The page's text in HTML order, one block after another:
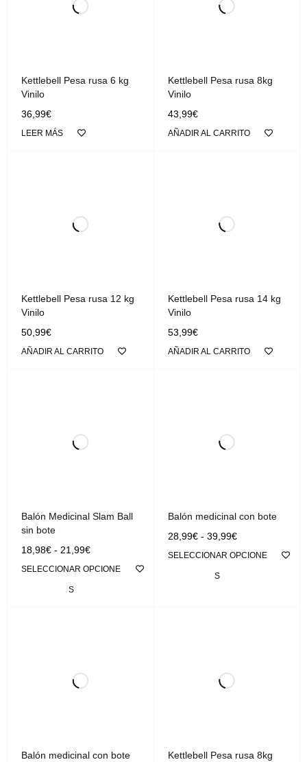
Kettlebell Pesa rusa 6 kg
Vinilo
36,99€
LEER MÁS
Kettlebell Pesa rusa 8kg
Vinilo
43,99€
AÑADIR AL CARRITO
Kettlebell Pesa rusa 12 kg
Vinilo
50,99€
AÑADIR AL CARRITO
Kettlebell Pesa rusa 14 kg
Vinilo
53,99€
AÑADIR AL CARRITO
Balón Medicinal Slam Ball
sin bote
18,98€ - 21,99€
SELECCIONAR OPCIONE
S
Balón medicinal con bote
28,99€ - 39,99€
SELECCIONAR OPCIONE
S
Balón medicinal con bote
Kettlebell Pesa rusa 8kg